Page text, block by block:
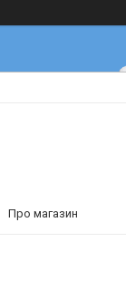
Про магазин